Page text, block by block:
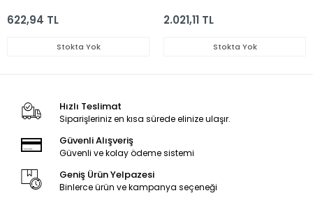
622,94 TL
Stokta Yok
2.021,11 TL
Stokta Yok
Hızlı Teslimat
Siparişleriniz en kısa sürede elinize ulaşır.
Güvenli Alışveriş
Güvenli ve kolay ödeme sistemi
Geniş Ürün Yelpazesi
Binlerce ürün ve kampanya seçeneği